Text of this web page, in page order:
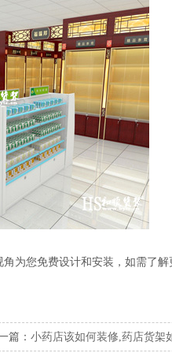
为您免费设计和安装，如需了
篇： 小药店该如何装修,药店货架